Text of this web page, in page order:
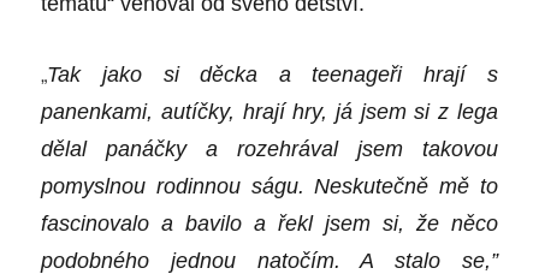
„Tak jako si děcka a teenageři hrají s
panenkami, autíčky, hrají hry, já jsem si z lega
dělal panáčky a rozehrával jsem takovou
pomyslnou rodinnou ságu. Neskutečně mě to
fascinovalo a bavilo a řekl jsem si, že něco
podobného jednou natočím. A stalo se,”